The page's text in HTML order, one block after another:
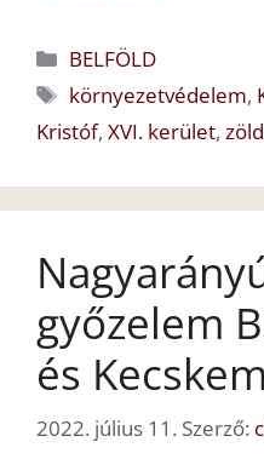
Kategória
BELFÖLD
Címkék
környezetvédelem,
Kristóf, XVI. kerület,
győzelem
és
2022. július 11. Szerző: